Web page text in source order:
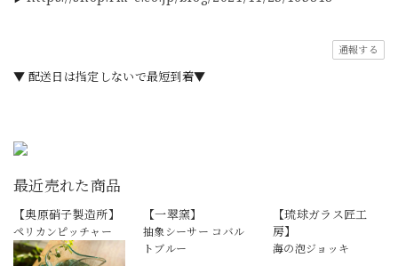
通報する
▼ 配送日は指定しないで最短到着▼
最近売れた商品
【奥原硝子製造所】
ペリカンピッチャー
【一翠窯】
抽象シーサー コバル
トブルー
【琉球ガラス匠工
房】
海の泡ジョッキ